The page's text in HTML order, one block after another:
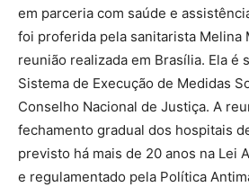
em parceria com saúde e
foi proferida pela sanitarista Melina
reunião realizada em Brasília. Ela é
Sistema de Execução de Medidas
Conselho Nacional de Justiça. A
fechamento gradual dos hospitais
previsto há mais de 20 anos na Lei
e regulamentado pela Política